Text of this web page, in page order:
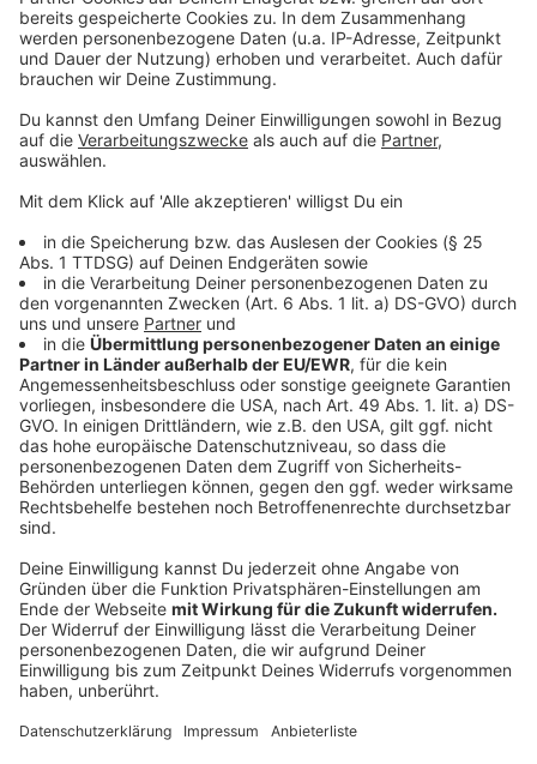
Gegenzug die erneute Führung für Duisburg. Der Ex-
Bocholter Malek Fakhro per Kopf trifft gegen seine
alten Mitstreiter zum 1:2. Dann der Auftritt von
einfach drauf und trifft in den linken oberen Winkel.
Traumtor zum 2:2. Nach zehn wilden Minuten passiert
Nichts die Gäste zum dritten Mal in Führung bringt
(87.).
Anzeige
Turbulente Nachspielzeit mit Rudelbildung
und Platzverweis
Anzeige
Bocholt wirft in der sechsminütigen Nachspielzeit
alles nach vorne. Der Versuch, den Ball durch die
gegnerische Hälfte Richtung Duisburger Strafraum zu
treiben, wird durch ein taktisches Foul von Patrick
Sussek gestoppt. In der Rudelbildung stößt Marko
Stojanovic den MSV-Spieler um und sieht Rot. Sussek
bekommt Gelb für sein Foul. Zum Freistoß eilt FCB-
Torwart Lucas Fox mit nach vorne und bekommt den